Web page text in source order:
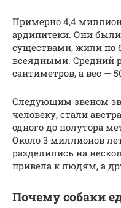
Примерно 4,4
ардипитеки. Они
существами, жили по
всеядными. Средний
сантиметров, а вес —
Следующим звеном
человеку, стали
одного до полутора
Около 3 миллионов
разделились на
привела к людям, а
Почему собаки